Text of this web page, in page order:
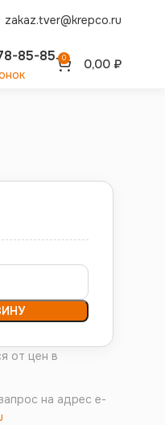
zakaz.tver@krepco.ru
85-85 0 0,00 ₽
от цен в
на адрес e-